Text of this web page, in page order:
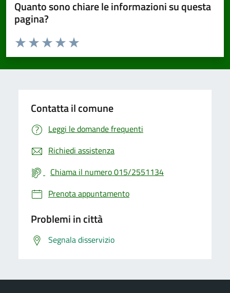
Quanto sono chiare le informazioni su questa
pagina?
Valuta da 1 a 5 stelle la pagina
Valuta 5 stelle su 5
Valuta 4 stelle su 5
Valuta 3 stelle su 5
Valuta 2 stelle su 5
Valuta 1 stelle su 5
Contatta il comune
Leggi le domande frequenti
Richiedi assistenza
Chiama il numero 015/2551134
Prenota appuntamento
Problemi in città
Segnala disservizio